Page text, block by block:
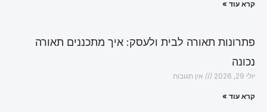
קרא עוד »
פתרונות תאורה לבית ולעסק: איך מתכננים תאורה
נכונה
יולי 29, 2026 אין תגובות
קרא עוד »